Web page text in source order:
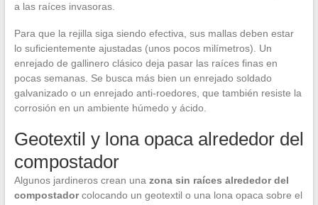
a las raíces invasoras.
Para que la rejilla siga siendo efectiva, sus mallas deben estar
lo suficientemente ajustadas (unos pocos milímetros). Un
enrejado de gallinero clásico deja pasar las raíces finas en
pocas semanas. Se busca más bien un enrejado soldado
galvanizado o un enrejado anti-roedores, que también resiste la
corrosión en un ambiente húmedo y ácido.
Geotextil y lona opaca alrededor del
compostador
Algunos jardineros crean una zona sin raíces alrededor del
compostadorcolocando un geotextil o una lona opaca sobre el